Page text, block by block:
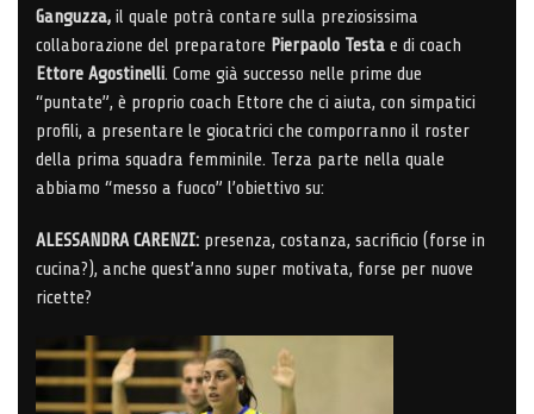
Ganguzza, il quale potrà contare sulla preziosissima
collaborazione del preparatore Pierpaolo Testa e di coach
Ettore Agostinelli. Come già successo nelle prime due
“puntate”, è proprio coach Ettore che ci aiuta, con simpatici
profili, a presentare le giocatrici che comporranno il roster
della prima squadra femminile. Terza parte nella quale
abbiamo “messo a fuoco” l’obiettivo su:
ALESSANDRA CARENZI: presenza, costanza, sacrificio (forse in
cucina?), anche quest’anno super motivata, forse per nuove
ricette?